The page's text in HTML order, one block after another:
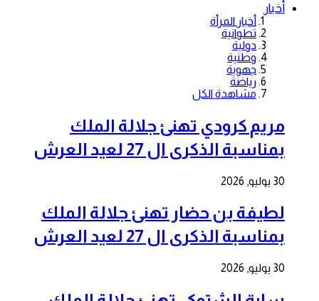
أخبار
أخبار المرأة
تطوانية
دولية
وطنية
جهوية
رياضة
مشاهدة الكل
مريم كرودي تهنئ جلالة الملك
بمناسبة الذكرى ال 27 لعيد العرش
30 يوليو, 2026
لطيفة بن حضار تهنئ جلالة الملك
بمناسبة الذكرى ال 27 لعيد العرش
30 يوليو, 2026